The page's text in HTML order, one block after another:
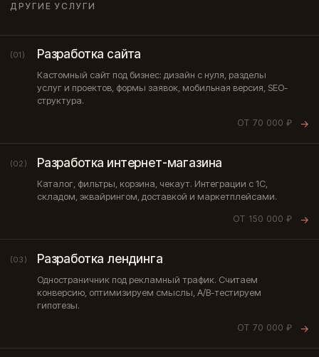
ДРУГИЕ УСЛУГИ
(01) Разработка сайта
Кастомный сайт под бизнес: дизайн с нуля, разделы
услуг и проектов, формы заявок, мобильная версия, SEO-
структура.
ОТ 70 000 ₽ →
(02) Разработка интернет-магазина
Каталог, фильтры, корзина, чекаут. Интеграции с 1С,
складом, эквайрингом, доставкой и маркетплейсами.
ОТ 150 000 ₽ →
(03) Разработка лендинга
Одностраничник под рекламный трафик. Считаем
конверсию, оптимизируем смыслы, A/B-тестируем
гипотезы.
ОТ 70 000 ₽ →